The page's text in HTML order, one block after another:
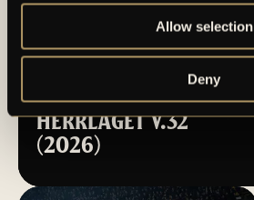
Allow selection
Deny
TRUPPSTATUS:
HERRLAGET V.32
(2026)